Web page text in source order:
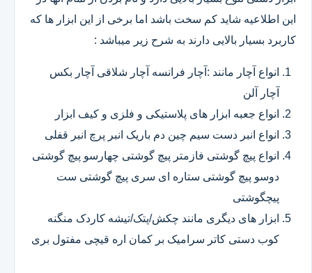
این اطلاعیه شاید کم سخت باشد اما برخی از این ابزار ها که
کاربرد بسیار بالایی دارند به شرح زیر میباشد :
انواع آچار مانند :آچار فرانسه آچار شلاقی آچار بکس
آچار آلن
انواع جعبه ابزار های پلاستیکی و فلزی و کیف ابزار
انواع انبر دست سیم چین دم باریک انبر پرچ انبر قفلی
انواع پیچ گوشتی فازمتر پیچ گوشتی چهارسو پیچ گوشتی
دوسو پیچ گوشتی ستاره ای سری پیچ گوشتی ست
پیچگوشتی
ابزار های دیگری مانند چکش/پتک/تیشه کاردک منگنه
کوب دستی کاتر سرامیک بر کمان اره قیچی مفتول بری